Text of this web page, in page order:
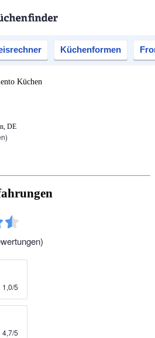
Küchenformen
Küchen
DE
1,0/5
4,7/5